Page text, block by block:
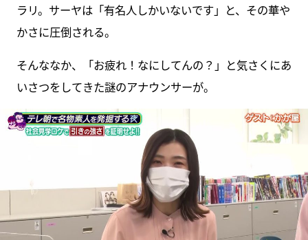
ラリ。サーヤは「有名人しかいないです」と、その華や
かさに圧倒される。
そんななか、「お疲れ！なにしてんの？」と気さくにあ
いさつをしてきた謎のアナウンサーが。